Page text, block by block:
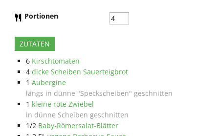
Portionen
ZUTATEN
6 Kirschtomaten
4 dicke Scheiben Sauerteigbrot
1 Aubergine
längs in dünne "Speckscheiben" geschnitten
1 kleine rote Zwiebel
in dünne Scheiben geschnitten
1/2 Baby-Römersalat-Blätter